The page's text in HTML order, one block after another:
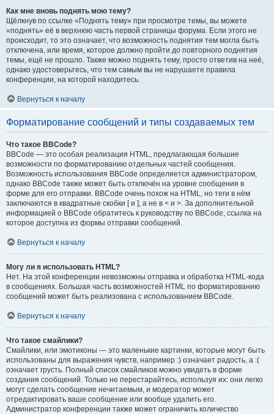
Как мне вновь поднять мою тему?
Щёлкнув по ссылке «Поднять тему» при просмотре темы, вы можете
«поднять» её в верхнюю часть первой страницы форума. Если этого не
происходит, то это означает, что возможность поднятия тем могла быть
отключена, или время, которое должно пройти до повторного поднятия
темы, ещё не прошло. Также можно поднять тему, просто ответив на неё,
однако удостоверьтесь, что тем самым вы не нарушаете правила
конференции, на которой находитесь.
Вернуться к началу
Форматирование сообщений и типы создаваемых тем
Что такое BBCode?
BBCode — это особая реализация HTML, предлагающая большие
возможности по форматированию отдельных частей сообщения.
Возможность использования BBCode определяется администратором,
однако BBCode также может быть отключён на уровне сообщения в
форме для его отправки. BBCode очень похож на HTML, но теги в нём
заключаются в квадратные скобки [ и ], а не в < и >. За дополнительной
информацией о BBCode обратитесь к руководству по BBCode, ссылка на
которое доступна из формы отправки сообщений.
Вернуться к началу
Могу ли я использовать HTML?
Нет. На этой конференции невозможны отправка и обработка HTML-кода
в сообщениях. Большая часть возможностей HTML по форматированию
сообщений может быть реализована с использованием BBCode.
Вернуться к началу
Что такое смайлики?
Смайлики, или эмотиконы — это маленькие картинки, которые могут быть
использованы для выражения чувств, например :) означает радость, а :(
означает грусть. Полный список смайликов можно увидеть в форме
создания сообщений. Только не перестарайтесь, используя их: они легко
могут сделать сообщение нечитаемым, и модератор может
отредактировать ваше сообщение или вообще удалить его.
Администратор конференции также может ограничить количество